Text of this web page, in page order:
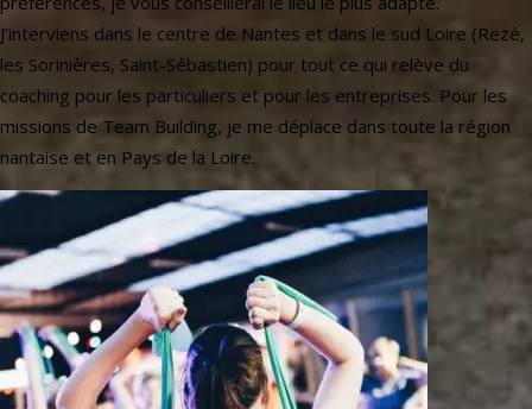
J’interviens dans le centre de Nantes et dans le sud Loire (Rezé,
les Sorinières, Saint-Sébastien) pour tout ce qui relève du
coaching pour les particuliers et pour les entreprises. Pour les
missions de Team Building, je me déplace dans toute la région
nantaise et en Pays de la Loire.